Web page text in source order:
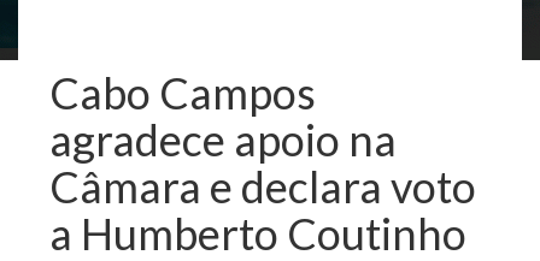
Cabo Campos
agradece apoio na
Câmara e declara voto
a Humberto Coutinho